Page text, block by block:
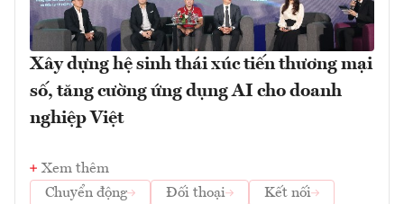
Xây dựng hệ sinh thái xúc tiến thương mại
số, tăng cường ứng dụng AI cho doanh
nghiệp Việt
Xem thêm
Chuyển động
Đối thoại
Kết nối